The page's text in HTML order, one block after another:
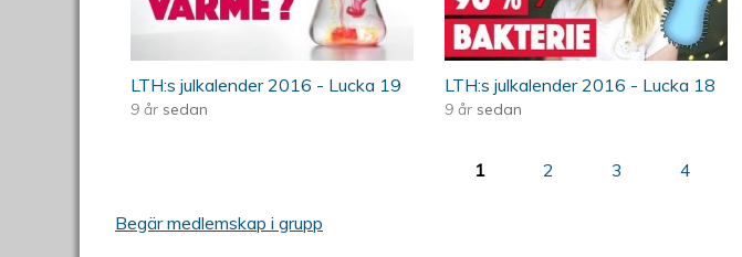
LTH:s julkalender 2016 - Lucka 19
9 år sedan
LTH:s julkalender 2016 - Lucka 18
9 år sedan
1 2 3 4
Begär medlemskap i grupp